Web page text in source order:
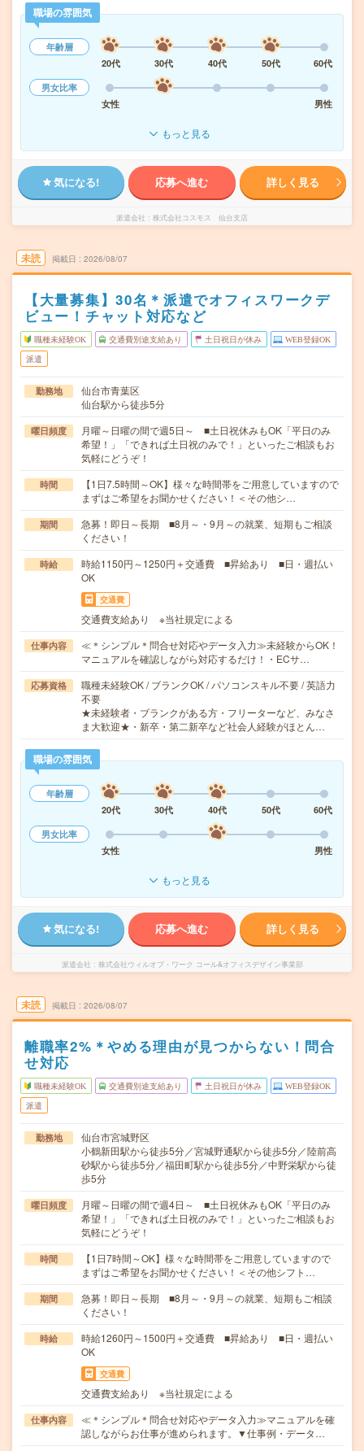
職場の雰囲気
年齢層
20代
30代 40代 50代
60代
男女比率
女性
男性
もっと見る
気になる! 応募へ進む 詳しく見る
派遣会社 株式会社コスモス 仙台支店
未読 掲載日 2026/08/07
【大量募集】30名＊派遣でオフィスワークデ
ビュー！チャット対応など
職種未経験OK 交通費別途支給あり 土日祝日が休み WEB登録OK
派遣
勤務地
仙台市青葉区
仙台駅から徒歩5分
曜日頻度
月曜～日曜の間で週5日～ ■土日祝休みもOK「平日のみ
希望！」「できれば土日祝のみで！」といったご相談もお
気軽にどうぞ！
時間
【1日7.5時間～OK】様々な時間帯をご用意していますので
まずはご希望をお聞かせください！＜その他シ…
期間
急募！即日～長期 ■8月～・9月～の就業、短期もご相談
ください！
時給
時給1150円～1250円＋交通費 ■昇給あり ■日・週払い
OK
交通費
交通費支給あり ※当社規定による
仕事内容
≪＊シンプル＊問合せ対応やデータ入力≫未経験からOK！
マニュアルを確認しながら対応するだけ！・ECサ…
応募資格
職種未経験OK / ブランクOK / パソコンスキル不要 / 英語力
不要
★未経験者・ブランクがある方・フリーターなど、みなさ
ま大歓迎★・新卒・第二新卒など社会人経験がほとん…
職場の雰囲気
年齢層
20代
30代 40代 50代
60代
男女比率
女性
男性
もっと見る
気になる! 応募へ進む 詳しく見る
派遣会社 株式会社ウィルオブ・ワーク コール&オフィスデザイン事業部
未読 掲載日 2026/08/07
離職率2%＊やめる理由が見つからない！問合
せ対応
職種未経験OK 交通費別途支給あり 土日祝日が休み WEB登録OK
派遣
勤務地
仙台市宮城野区
小鶴新田駅から徒歩5分／宮城野通駅から徒歩5分／陸前高
砂駅から徒歩5分／福田町駅から徒歩5分／中野栄駅から徒
歩5分
曜日頻度
月曜～日曜の間で週4日～ ■土日祝休みもOK「平日のみ
希望！」「できれば土日祝のみで！」といったご相談もお
気軽にどうぞ！
時間
【1日7時間～OK】様々な時間帯をご用意していますので
まずはご希望をお聞かせください！＜その他シフト…
期間
急募！即日～長期 ■8月～・9月～の就業、短期もご相談
ください！
時給
時給1260円～1500円＋交通費 ■昇給あり ■日・週払い
OK
交通費
交通費支給あり ※当社規定による
仕事内容
≪＊シンプル＊問合せ対応やデータ入力≫マニュアルを確
認しながらお仕事が進められます。▼仕事例・データ…